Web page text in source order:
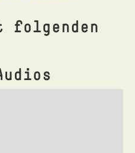
folgenden